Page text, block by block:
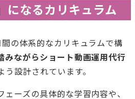
になるカリキュラム
の体系的なカリキュラムで構
みながらショート動画運用代行
う設計されています。
ーズの具体的な学習内容や、